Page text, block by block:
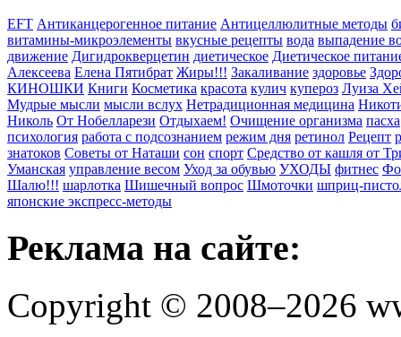
EFT Антиканцерогенное питание Антицеллюлитные методы
витамины-микроэлементы вкусные рецепты вода выпадение
движение Дигидрокверцетин диетическое Диетическое
Алексеева Елена Пятибрат Жиры!!! Закаливание здоровье
КИНОШКИ Книги Косметика красота кулич купероз Луиза
Мудрые мысли мысли вслух Нетрадиционная медицина
Николь От Нобелларези Отдыхаем! Очищение организма пасха
психология работа с подсознанием режим дня ретинол Рецепт
знатоков Советы от Наташи сон спорт Средство от кашля от
Уманская управление весом Уход за обувью УХОДЫ фитнес
Шалю!!! шарлотка Шишечный вопрос Шмоточки шприц-
японские экспресс-методы
Реклама на сайте:
Copyright © 2008–2026